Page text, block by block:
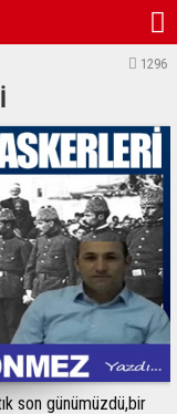
1296
son günümüzdü,bir